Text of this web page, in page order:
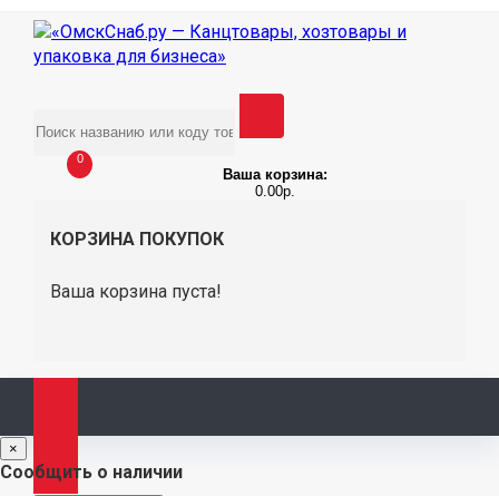
0
Ваша корзина:
0.00р.
КОРЗИНА ПОКУПОК
Ваша корзина пуста!
×
Сообщить о наличии